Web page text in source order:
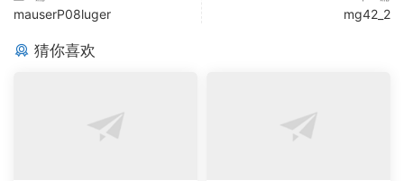
mauserP08luger mg42_2
猜你喜欢